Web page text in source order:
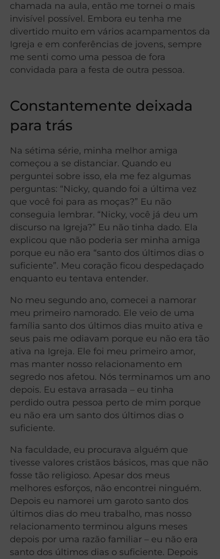
chamada na aula, então me tornei o mais
invisível possível. Embora eu tenha me
divertido muito em vários acampamentos da
Igreja e em conferências de jovens, sempre
me senti como uma pessoa de fora
convidada para a festa de outra pessoa.
Constantemente deixada
para trás
Na sétima série, minha melhor amiga
começou a se distanciar. Quando eu
perguntei sobre isso, ela me fez algumas
perguntas: “Nicky, quando foi a última vez
que você foi para as moças?” Eu não
conseguia lembrar. “Nicky, você já deu um
discurso na Igreja?” Eu não tinha dado. Ela
explicou que não poderia ser minha amiga
porque eu não era “santo dos últimos dias o
suficiente”. Meu coração ficou despedaçado
enquanto eu tentava entender.
No meu segundo ano, comecei a namorar
meu primeiro namorado. Ele veio de uma
família santo dos últimos dias muito ativa e
seus pais me odiavam porque eu não era tão
ativa na Igreja. Ele foi meu primeiro amor,
mas manter nosso relacionamento em
segredo nos afetou. Nós terminamos um ano
depois. Eu estava arrasada – eu tinha
perdido outra pessoa perto de mim porque
eu não era um santo dos últimos dias o
suficiente.
Na faculdade, eu procurava alguém que
tivesse valores cristãos básicos, mas que não
fosse tão religioso. Apesar dos meus
melhores esforços, não encontrei ninguém.
Depois eu namorei um garoto santo dos
últimos dias do meu trabalho, mas nosso
relacionamento terminou alguns meses
depois por uma razão familiar – eu não era
santo dos últimos dias o suficiente. Depois